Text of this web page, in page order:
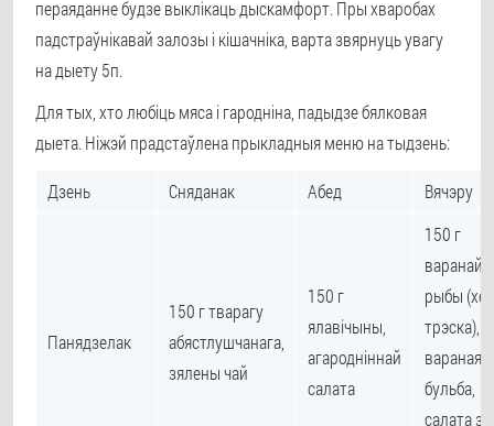
пераяданне будзе выклікаць дыскамфорт. Пры хваробах
падстраўнікавай залозы і кішачніка, варта звярнуць увагу
на дыету 5п.
Для тых, хто любіць мяса і гародніна, падыдзе бялковая
дыета. Ніжэй прадстаўлена прыкладныя меню на тыдзень:
Дзень Сняданак Абед Вячэру
Панядзелак
150 г тварагу
абястлушчанага,
зялены чай
150 г
ялавічыны,
агародніннай
салата
150 г
варанай
рыбы
трэска), 1
вараная
бульба,
салата з